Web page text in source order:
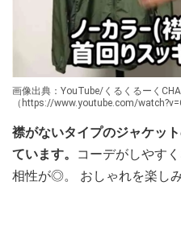
画像出典：YouTube/くるくるーく
（https://www.youtube.com/
襟がないタイプのジャケッ
ています。
コーデがしやす
相性が◎。 おしゃれを楽し